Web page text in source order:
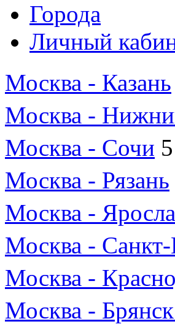
Города
Личный
Москва - Казань
Москва -
Москва - Сочи
Москва - Рязань
Москва -
Москва - Санкт-
Москва -
Москва -